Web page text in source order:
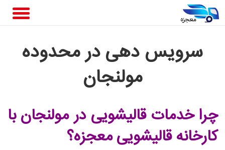
سرویس دهی در محدوده
مولنجان
چرا خدمات قالیشویی در مولنجانبا
کارخانه قالیشویی معجزه؟